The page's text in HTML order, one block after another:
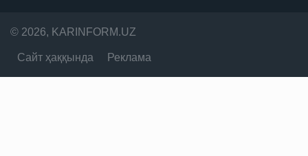
© 2026, KARINFORM.UZ
Сайт ҳаққында Реклама